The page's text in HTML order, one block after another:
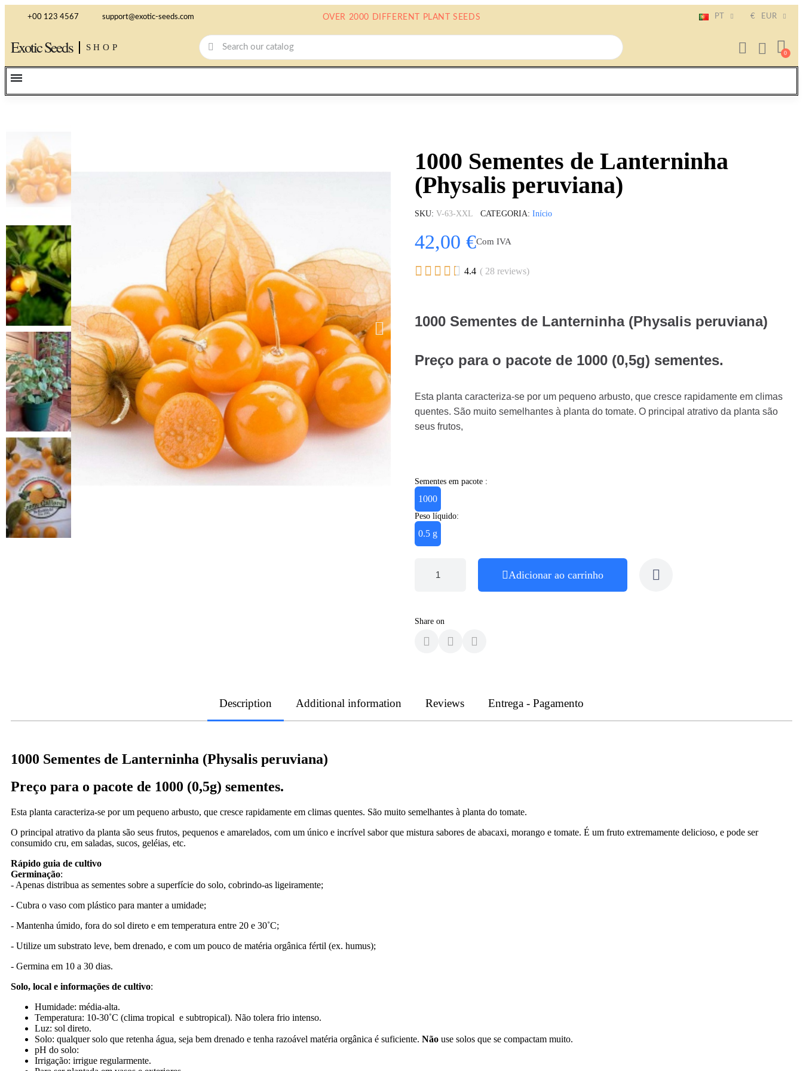
+00 123 4567 support@exotic-seeds.com OVER 2000 DIFFERENT PLANT SEEDS PT € EUR
Exotic Seeds SHOP
1000 Sementes de Lanterninha
(Physalis peruviana)
SKU V-63-XXL CATEGORIA Início
42,00 €Com IVA
     4.4 ( 28 reviews)
1000 Sementes de Lanterninha (Physalis peruviana)
Preço para o pacote de 1000 (0,5g) sementes.
Esta planta caracteriza-se por um pequeno arbusto, que cresce rapidamente em climas
quentes. São muito semelhantes à planta do tomate. O principal atrativo da planta são
seus frutos,
Sementes em pacote :
1000
Peso líquido:
0.5 g
Adicionar ao carrinho
Share on
Description Additional information Reviews Entrega - Pagamento
1000 Sementes de Lanterninha (Physalis peruviana)
Preço para o pacote de 1000 (0,5g) sementes.
Esta planta caracteriza-se por um pequeno arbusto, que cresce rapidamente em climas quentes. São muito semelhantes à planta do tomate.
O principal atrativo da planta são seus frutos, pequenos e amarelados, com um único e incrível sabor que mistura sabores de abacaxi, morango e tomate. É um fruto extremamente delicioso, e pode ser
consumido cru, em saladas, sucos, geléias, etc.
Rápido guia de cultivo
Germinação:
- Apenas distribua as sementes sobre a superfície do solo, cobrindo-as ligeiramente;
- Cubra o vaso com plástico para manter a umidade;
- Mantenha úmido, fora do sol direto e em temperatura entre 20 e 30˚C;
- Utilize um substrato leve, bem drenado, e com um pouco de matéria orgânica fértil (ex. humus);
- Germina em 10 a 30 dias.
Solo, local e informações de cultivo:
Humidade: média-alta.
Temperatura: 10-30˚C (clima tropical e subtropical). Não tolera frio intenso.
Luz: sol direto.
Solo: qualquer solo que retenha água, seja bem drenado e tenha razoável matéria orgânica é suficiente. Não use solos que se compactam muito.
pH do solo:
Irrigação: irrigue regularmente.